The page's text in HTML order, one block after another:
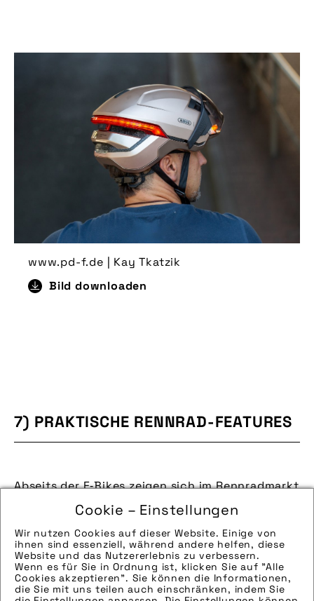
Cookie – Einstellungen
Wir nutzen Cookies auf dieser Website. Einige von
ihnen sind essenziell, während andere helfen, diese
Website und das Nutzererlebnis zu verbessern.
Wenn es für Sie in Ordnung ist, klicken Sie auf "Alle
Cookies akzeptieren". Sie können die Informationen,
die Sie mit uns teilen auch einschränken, indem Sie
www.pd-f.de | Kay Tkatzik
Bild downloaden
7) PRAKTISCHE RENNRAD-FEATURES
Abseits der E‑Bikes zeigen sich im Rennradmarkt
interessante Entwicklungen: Neben den High-
Speed-Maschinen der Profi- und ambitionierten
Hobbyfahrer:innen entwickeln sich Rennräder
auch mehr und mehr zu schnellen
Pendelalternativen. Der baskische Hersteller
Orbeazeigt mit dem „Avant“ ein Rennrad mit